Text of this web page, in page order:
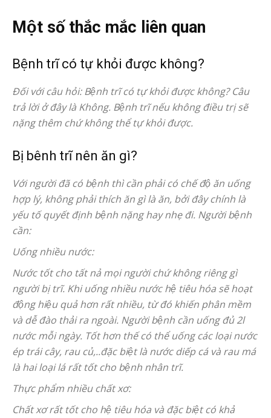
Một số thắc mắc liên quan
Bệnh trĩ có tự khỏi được không?
Đối với câu hỏi: Bệnh trĩ có tự khỏi được không? Câu
trả lời ở đây là Không. Bệnh trĩ nếu không điều trị sẽ
nặng thêm chứ không thể tự khỏi được.
Bị bênh trĩ nên ăn gì?
Với người đã có bệnh thì cần phải có chế độ ăn uống
hợp lý, không phải thích ăn gì là ăn, bởi đây chính là
yếu tố quyết định bệnh nặng hay nhẹ đi. Người bệnh
cần:
Uống nhiều nước:
Nước tốt cho tất nả mọi người chứ không riêng gì
người bị trĩ. Khi uống nhiều nước hệ tiêu hóa sẽ hoạt
động hiệu quả hơn rất nhiều, từ đó khiến phân mềm
và dễ đào thải ra ngoài. Người bệnh cần uống đủ 2l
nước mỗi ngày. Tốt hơn thế có thể uống các loại nước
ép trái cây, rau củ,..đặc biệt là nước diếp cá và rau má
là hai loại lá rất tốt cho bệnh nhân trĩ.
Thực phẩm nhiều chất xơ:
Chất xơ rất tốt cho hệ tiêu hóa và đặc biệt có khả